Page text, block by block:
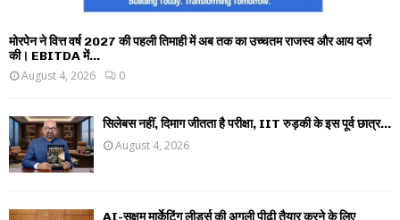
मोरपेन ने वित्त वर्ष 2027 की पहली तिमाही में अब तक का उच्चतम राजस्व और आय दर्ज
की। EBITDA में...
August 4, 2026
0
सिलेबस नहीं, दिमाग जीतता है परीक्षा, IIT रुड़की के इस पूर्व छात्र...
August 4, 2026